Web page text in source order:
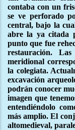
contaba con un
se ve perforado
central, bajo la
abre la ya citada
punto que fue
restauración.
meridional
la colegiata.
excavación
podrán conocer
imagen que
entendiéndolo
más amplio. El
altomedieval,